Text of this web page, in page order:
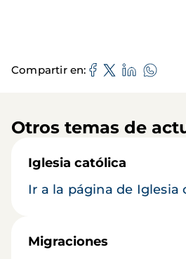
Compartir en
Otros temas de
Iglesia católica
Ir a la página de Iglesia
Migraciones